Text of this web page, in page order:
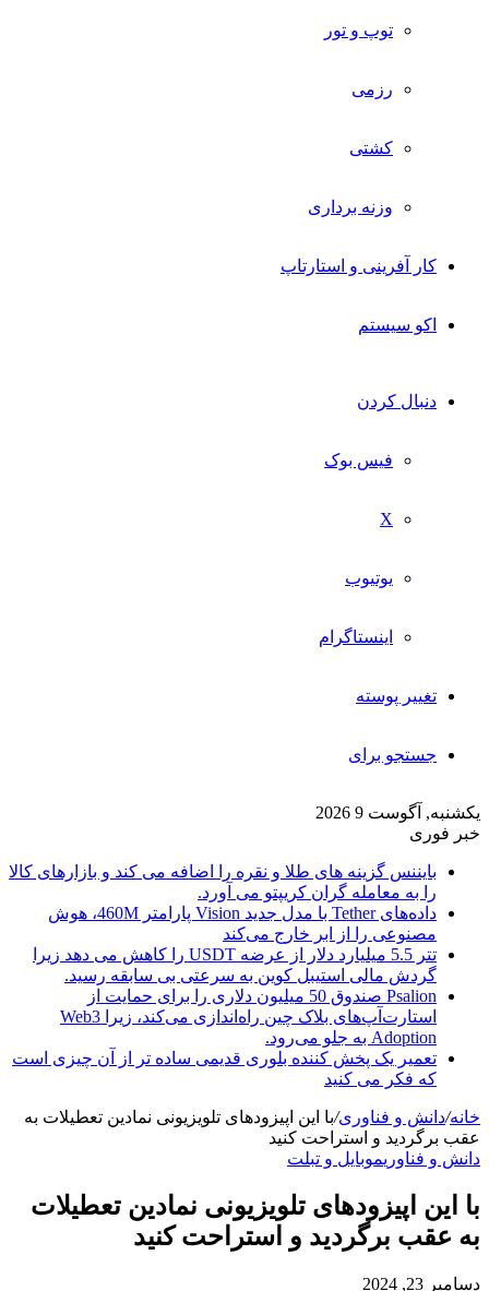
توپ و تور
رزمی
کشتی
وزنه برداری
کار آفرینی و استارتاپ
اکو سیستم
دنبال کردن
فیس بوک
X
یوتیوب
اینستاگرام
تغییر پوسته
جستجو برای
یکشنبه, آگوست 9 2026
خبر فوری
بایننس گزینه های طلا و نقره را اضافه می کند و بازارهای کالا
را به معامله گران کریپتو می آورد.
داده‌های Tether با مدل جدید Vision پارامتر 460M، هوش
مصنوعی را از ابر خارج می‌کند
تتر 5.5 میلیارد دلار از عرضه USDT را کاهش می دهد زیرا
گردش مالی استیبل کوین به سرعتی بی سابقه رسید.
Psalion صندوق 50 میلیون دلاری را برای حمایت از
استارت‌آپ‌های بلاک چین راه‌اندازی می‌کند، زیرا Web3
Adoption به جلو می‌رود.
تعمیر یک پخش کننده بلوری قدیمی ساده تر از آن چیزی است
که فکر می کنید
خانه/دانش و فناوری/با این اپیزودهای تلویزیونی نمادین تعطیلات به
عقب برگردید و استراحت کنید
دانش و فناوریموبایل و تبلت
با این اپیزودهای تلویزیونی نمادین تعطیلات
به عقب برگردید و استراحت کنید
دسامبر 23, 2024